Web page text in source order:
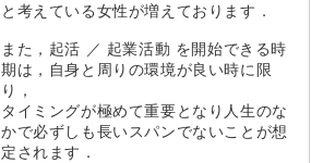
と考えている女性が増えております．
また，起活 ／ 起業活動 を開始できる時
期は，自身と周りの環境が良い時に限
り，
タイミングが極めて重要となり人生のな
かで必ずしも長いスパンでないことが想
定されます．